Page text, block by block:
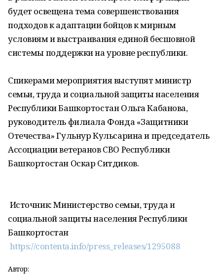
будет освещена тема совершенствования
подходов к адаптации бойцов к мирным
условиям и выстраивания единой бесшовной
системы поддержки на уровне республики.
Спикерами мероприятия выступят министр
семьи, труда и социальной защиты населения
Республики Башкортостан Ольга Кабанова,
руководитель филиала Фонда «Защитники
Отечества» Гульнур Кульсарина и председатель
Ассоциации ветеранов СВО Республики
Башкортостан Оскар Ситдиков.
Источник: Министерство семьи, труда и
социальной защиты населения Республики
Башкортостан
https://contenta.info/press_releases/1295088
Автор: